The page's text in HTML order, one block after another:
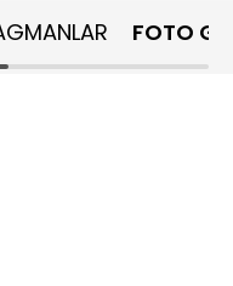
FOTO